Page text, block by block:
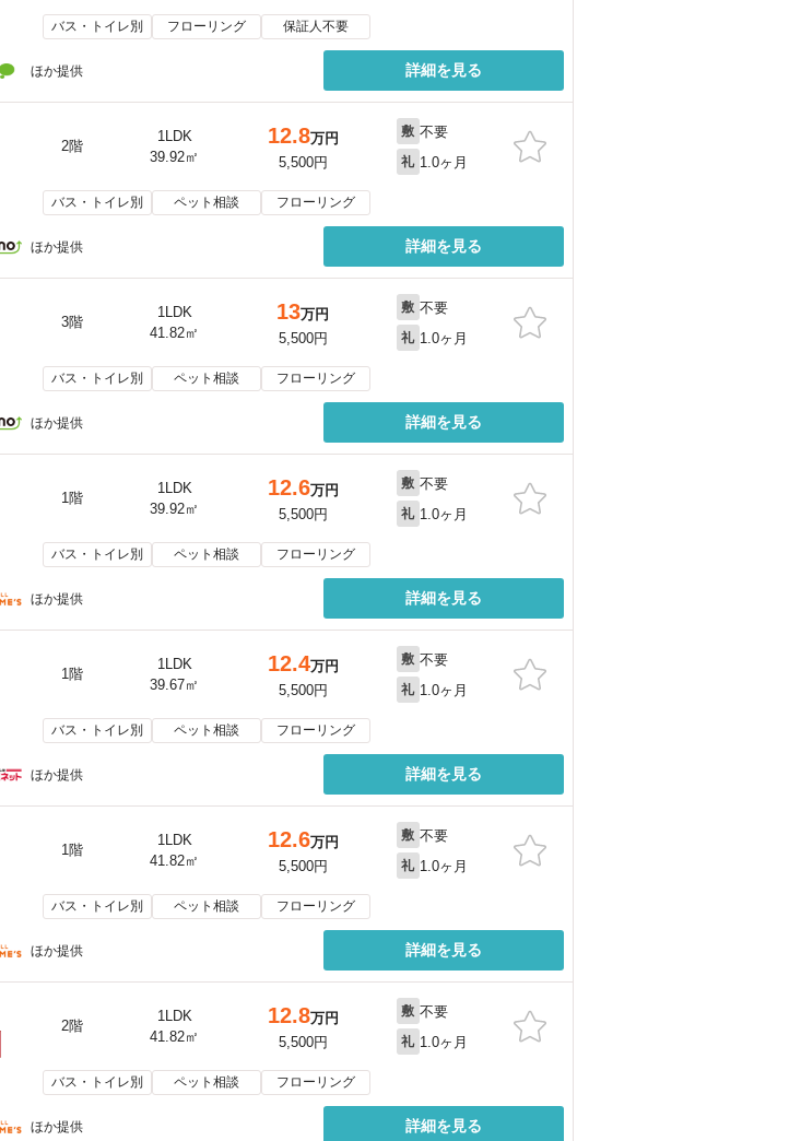
バス・トイレ別 フローリング 保証人不要
ほか提供 詳細を見る
2階
1LDK
39.92㎡
12.8万円
5,500円
敷 不要
礼 1.0ヶ月
バス・トイレ別 ペット相談 フローリング
ほか提供 詳細を見る
3階
1LDK
41.82㎡
13万円
5,500円
敷 不要
礼 1.0ヶ月
バス・トイレ別 ペット相談 フローリング
ほか提供 詳細を見る
1階
1LDK
39.92㎡
12.6万円
5,500円
敷 不要
礼 1.0ヶ月
バス・トイレ別 ペット相談 フローリング
ほか提供 詳細を見る
1階
1LDK
39.67㎡
12.4万円
5,500円
敷 不要
礼 1.0ヶ月
バス・トイレ別 ペット相談 フローリング
ほか提供 詳細を見る
1階
1LDK
41.82㎡
12.6万円
5,500円
敷 不要
礼 1.0ヶ月
バス・トイレ別 ペット相談 フローリング
ほか提供 詳細を見る
2階
1LDK
41.82㎡
12.8万円
5,500円
敷 不要
礼 1.0ヶ月
バス・トイレ別 ペット相談 フローリング
ほか提供 詳細を見る